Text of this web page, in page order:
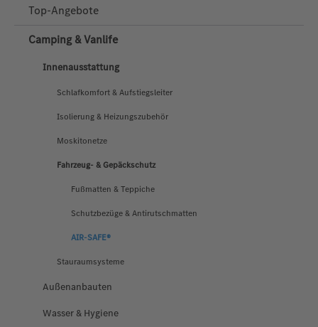
Top-Angebote
Camping & Vanlife
Innenausstattung
Schlafkomfort & Aufstiegsleiter
Isolierung & Heizungszubehör
Moskitonetze
Fahrzeug- & Gepäckschutz
Fußmatten & Teppiche
Schutzbezüge & Antirutschmatten
AIR-SAFE®
Stauraumsysteme
Außenanbauten
Wasser & Hygiene